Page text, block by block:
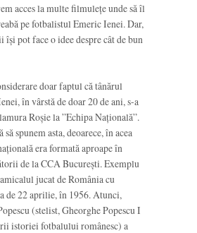
acces la multe filmulețe unde să îl
pe fotbalistul Emeric Ienei. Dar,
își pot face o idee despre cât de bun
doar faptul că tânărul
în vârstă de doar 20 de ani, s-a
Roșie la ”Echipa Națională”.
să spunem asta, deoarece, în acea
era formată aproape în
de la CCA București. Exemplu
amicalul jucat de România cu
de 22 aprilie, în 1956. Atunci,
(stelist, Gheorghe Popescu I
istoriei fotbalului românesc) a